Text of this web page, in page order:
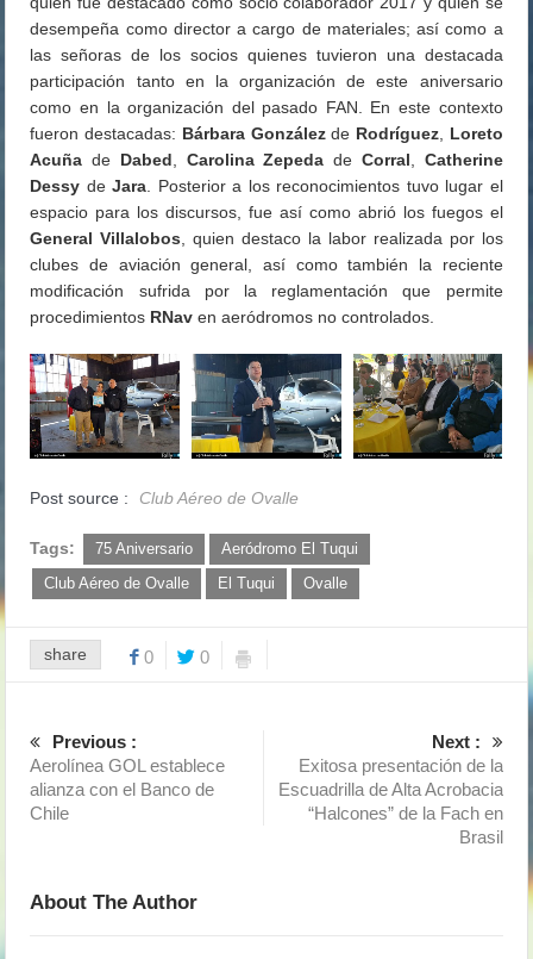
desempeña como director a cargo de materiales; así como a
las señoras de los socios quienes tuvieron una destacada
participación tanto en la organización de este aniversario
como en la organización del pasado FAN. En este contexto
fueron destacadas: Bárbara Gonzálezde Rodríguez, Loreto
Acuña de Dabed Carolina Zepeda de Corral
Catherine
Dessy deJara . Posterior a los reconocimientos tuvo lugar el
espacio para los discursos, fue así como abrió los fuegos el
General Villalobos , quien destaco la labor realizada por los
clubes de aviación general, así como también la reciente
modificación sufrida por la reglamentación que permite
procedimientos RNav en aeródromos no controlados.
Post source : Club Aéreo de Ovalle
Tags: 75 Aniversario
Aeródromo El Tuqui
Club Aéreo de Ovalle
El Tuqui Ovalle
share 0 0
Previous :
Aerolínea GOL establece
alianza con el Banco de
Chile
Next :
Exitosa presentación de la
Escuadrilla de Alta Acrobacia
“Halcones” de la Fach en
Brasil
About The Author